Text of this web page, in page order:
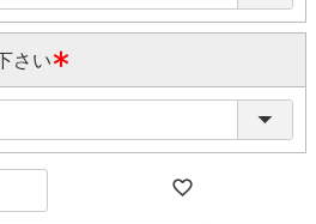
さい
(
須